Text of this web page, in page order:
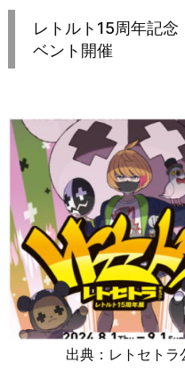
レトルト15周年記
ベント開催
出典：レトセト